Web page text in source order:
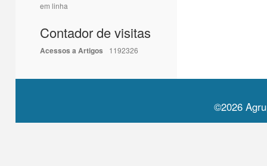
em linha
Contador de visitas
Acessos a Artigos 1192326
©2026